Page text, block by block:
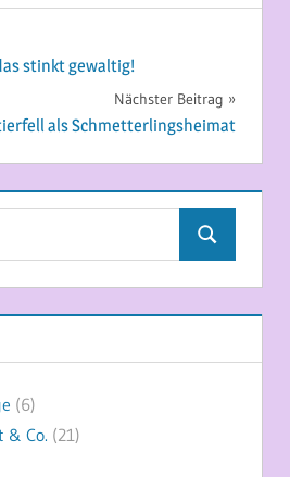
stinkt gewaltig!
Nächster Beitrag
als Schmetterlingsheimat
Suchen
(6)
& Co. (21)